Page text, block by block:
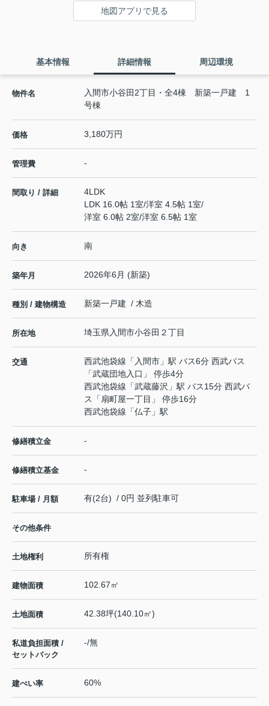
地図アプリで見る
基本情報 詳細情報 周辺環境
物件名
入間市小谷田2丁目・全4棟 新築一戸建 1
号棟
価格 3,180万円
管理費 -
間取り / 詳細
4LDK
LDK 16.0帖 1室/洋室 4.5帖 1室/
洋室 6.0帖 2室/洋室 6.5帖 1室
向き 南
築年月 2026年6月 (新築)
種別 / 建物構造 新築一戸建 / 木造
所在地 埼玉県 入間市小谷田 ２丁目
交通 西武池袋線 「 入間市 」駅 バス6分 西武バス
「武蔵団地入口」 停歩4分
西武池袋線 「武蔵藤沢 」駅 バス15分 西武バ
ス「扇町屋一丁目」 停歩16分
西武池袋線 「仏子 」駅
修繕積立金 -
修繕積立基金 -
駐車場 / 月額 有(2台) / 0円 並列駐車可
その他条件
土地権利 所有権
建物面積 102.67㎡
土地面積 42.38坪(140.10㎡)
私道負担面積 /
セットバック
-/無
建ぺい率 60%